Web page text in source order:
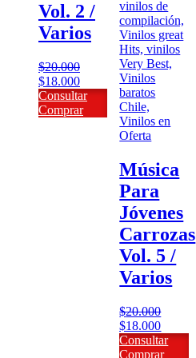
Vol. 2 /
Varios
$20.000
El
precio
original
$18.000El
precio
actual
$18.000.
Consultar
Comprar
Música
Para
Jóvenes
Carrozas
Vol. 5 /
Varios
$20.000
El
precio
original
$18.000El
precio
actual
Consultar
Comprar